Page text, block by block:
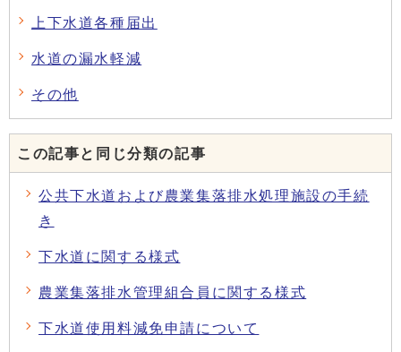
上下水道各種届出
水道の漏水軽減
その他
この記事と同じ分類の記事
公共下水道および農業集落排水処理施設の手続
き
下水道に関する様式
農業集落排水管理組合員に関する様式
下水道使用料減免申請について